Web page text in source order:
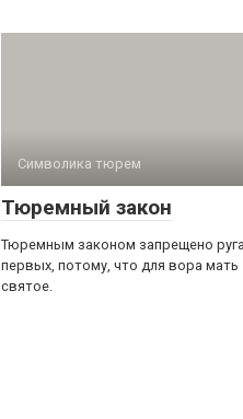
Символика тюрем
Тюремный закон
Тюремным законом запрещено
первых, потому, что для вора мать
святое.